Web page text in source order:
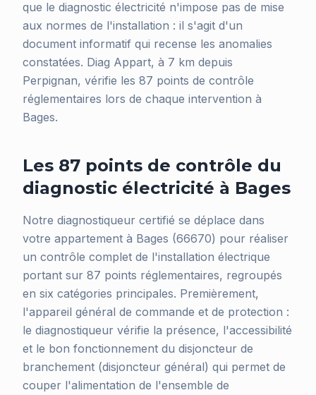
que le diagnostic électricité n'impose pas de mise
aux normes de l'installation : il s'agit d'un
document informatif qui recense les anomalies
constatées. Diag Appart, à 7 km depuis
Perpignan, vérifie les 87 points de contrôle
réglementaires lors de chaque intervention à
Bages.
Les 87 points de contrôle du
diagnostic électricité à Bages
Notre diagnostiqueur certifié se déplace dans
votre appartement à Bages (66670) pour réaliser
un contrôle complet de l'installation électrique
portant sur 87 points réglementaires, regroupés
en six catégories principales. Premièrement,
l'appareil général de commande et de protection :
le diagnostiqueur vérifie la présence, l'accessibilité
et le bon fonctionnement du disjoncteur de
branchement (disjoncteur général) qui permet de
couper l'alimentation de l'ensemble de